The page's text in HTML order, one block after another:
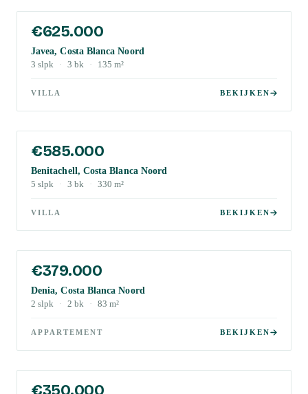
€625.000
Javea, Costa Blanca Noord
3 slpk · 3 bk · 135 m²
VILLA BEKIJKEN
€585.000
Benitachell, Costa Blanca Noord
5 slpk · 3 bk · 330 m²
VILLA BEKIJKEN
€379.000
Denia, Costa Blanca Noord
2 slpk · 2 bk · 83 m²
APPARTEMENT BEKIJKEN
€350.000